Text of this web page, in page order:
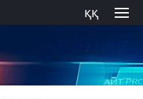
ққ